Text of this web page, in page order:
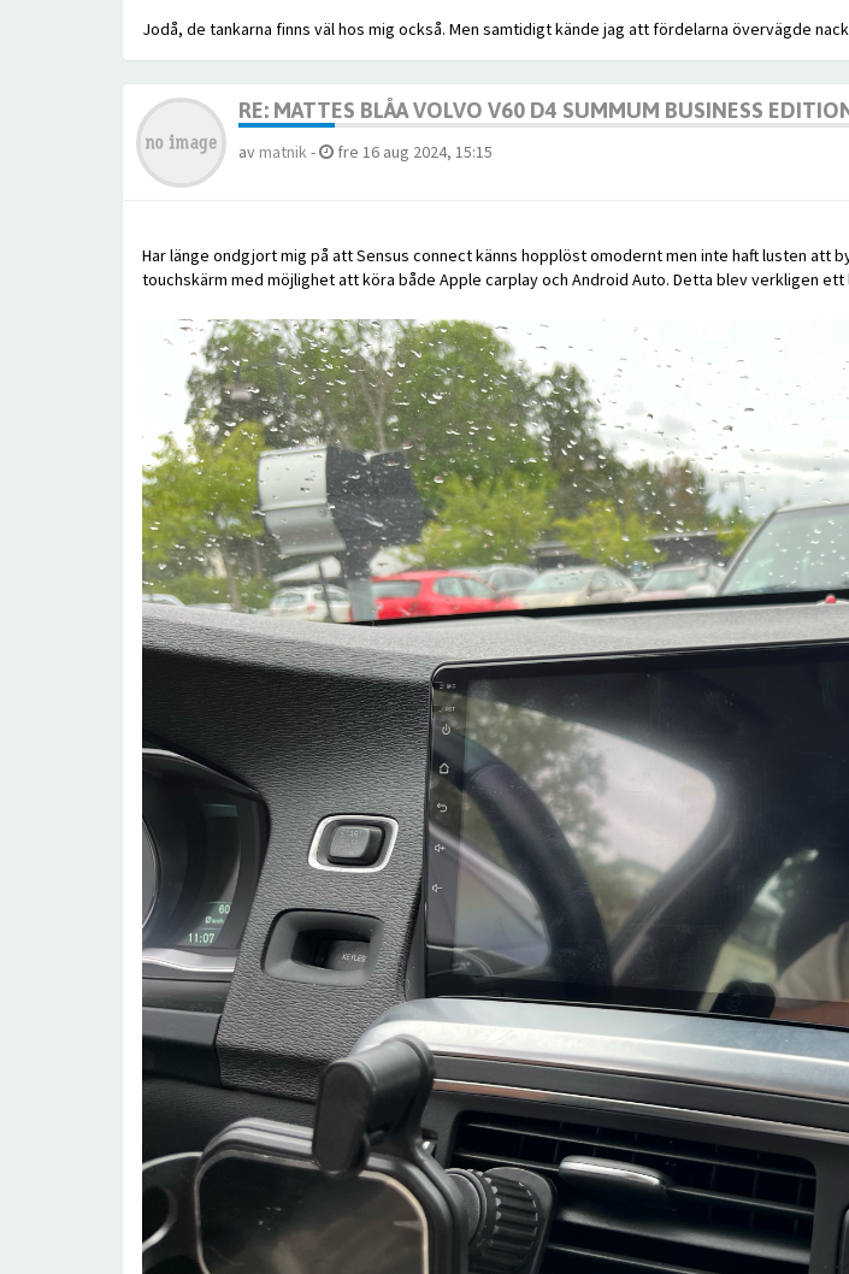
Jodå, de tankarna finns väl hos mig också. Men samtidigt kände jag att fördelarna övervägde
RE: MATTES BLÅA VOLVO V60 D4 SUMMUM BUSINESS
av matnik- fre 16 aug 2024, 15:15
Har länge ondgjort mig på att Sensus connect känns hopplöst omodernt men inte haft lusten att
touchskärm med möjlighet att köra både Apple carplay och Android Auto. Detta blev verkligen ett